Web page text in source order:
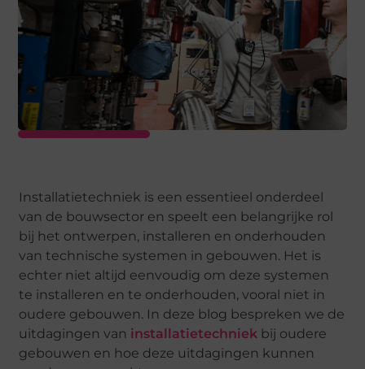
Installatietechniek is een essentieel onderdeel
van de bouwsector en speelt een belangrijke rol
bij het ontwerpen, installeren en onderhouden
van technische systemen in gebouwen. Het is
echter niet altijd eenvoudig om deze systemen
te installeren en te onderhouden, vooral niet in
oudere gebouwen. In deze blog bespreken we de
uitdagingen van installatietechniek bij oudere
gebouwen en hoe deze uitdagingen kunnen